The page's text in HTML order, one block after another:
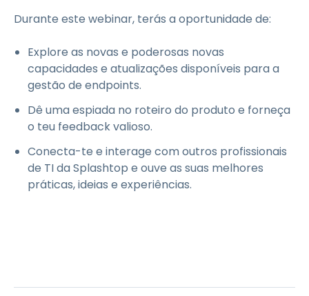
Durante este webinar, terás a oportunidade de:
Explore as novas e poderosas novas
capacidades e atualizações disponíveis para a
gestão de endpoints.
Dê uma espiada no roteiro do produto e forneça
o teu feedback valioso.
Conecta-te e interage com outros profissionais
de TI da Splashtop e ouve as suas melhores
práticas, ideias e experiências.